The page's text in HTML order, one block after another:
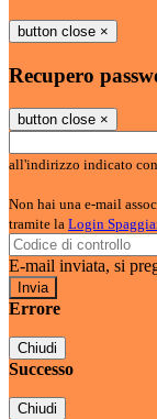
button close ×
Recupero
button close ×
all'indirizzo indicato
Non hai una e-mail
tramite la Login
E-mail inviata, si
Errore
Chiudi
Successo
Chiudi